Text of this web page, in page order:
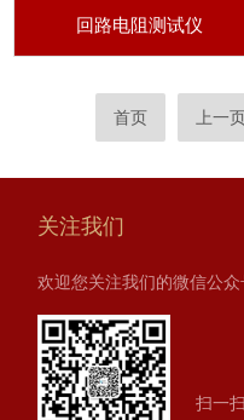
回路电阻测试仪
首页 上一
关注我们
欢迎您关注我们的微信公众
扫一扫